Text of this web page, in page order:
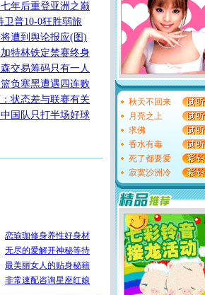
年后重登亚洲之巅
普10-0狂胜弱旅
遭到舆论报应(图)
特林铁定禁赛终身
交易筹码只有一人
负塞黑遭遇四连败
状态差与联赛有关
国队只打半场好球
送给你的，又不打算给
秋天不回来
月亮之上
求佛
香水有毒
死了都要爱
寂寞沙洲冷